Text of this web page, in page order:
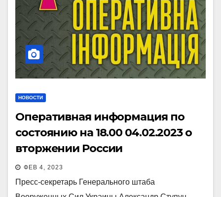
НОВОСТИ
Оперативная информация по
состоянию на 18.00 04.02.2023 о
вторжении России
ФЕВ 4, 2023
Пресс-секретарь Генерального штаба